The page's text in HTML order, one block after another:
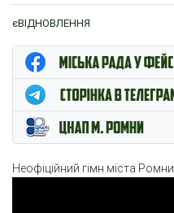
єВІДНОВЛЕННЯ
ЦНАП м. Ромни
Неофіційний гімн міста Ромни